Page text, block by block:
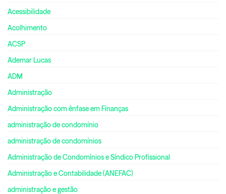
Acessibilidade
Acolhimento
ACSP
Ademar Lucas
ADM
Administração
Administração com ênfase em Finanças
administração de condomínio
administração de condomínios
Administração de Condomínios e Síndico Profissional
Administração e Contabilidade (ANEFAC)
administração e gestão